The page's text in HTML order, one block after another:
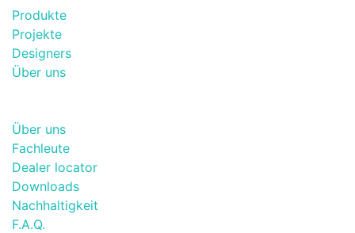
Produkte
Projekte
Designers
Über uns
Über uns
Fachleute
Dealer locator
Downloads
Nachhaltigkeit
F.A.Q.